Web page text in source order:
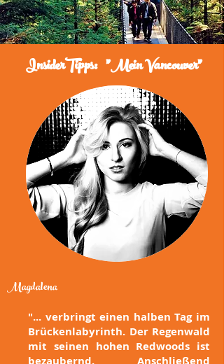
InsiderTipps: "Mein Vancouver"
Magdalena
"... verbringt einen halben Tag im
Brückenlabyrinth. Der Regenwald
mit seinen hohen Redwoods ist
bezaubernd. Anschließend